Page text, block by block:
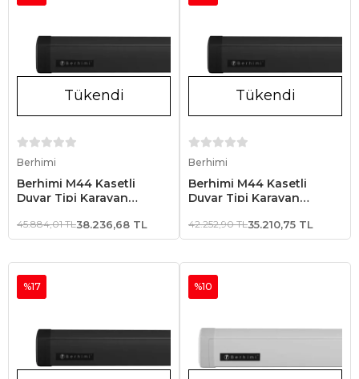
Tükendi
Berhimi
Berhimi M44 Kasetli
Duvar Tipi Karavan
Kasa
45.884,01 TL38.236,68 TL
Tükendi
Berhimi
Berhimi M44 Kasetli
Duvar Tipi Karavan
Kasa
42.252,90 TL35.210,75 TL
%17 %10